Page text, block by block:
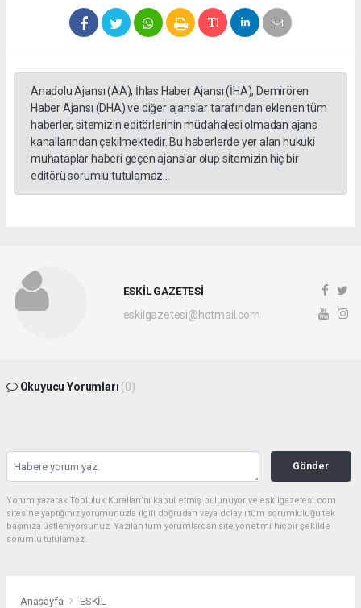
Anadolu Ajansı (AA), İhlas Haber Ajansı (İHA), Demirören
Haber Ajansı (DHA) ve diğer ajanslar tarafından eklenen tüm
haberler, sitemizin editörlerinin müdahalesi olmadan ajans
kanallarından çekilmektedir. Bu haberlerde yer alan hukuki
muhataplar haberi geçen ajanslar olup sitemizin hiç bir
editörü sorumlu tutulamaz...
ESKİL GAZETESİ
eskilgazetesi@hotmail.com
Okuyucu Yorumları (0)
Gönder
Yorum yazarak Topluluk Kuralları’nı kabul etmiş bulunuyor ve eskilgazetesi.com
sitesine yaptığınız yorumunuzla ilgili doğrudan veya dolaylı tüm sorumluluğu tek
başınıza üstleniyorsunuz. Yazılan tüm yorumlardan site yönetimi hiçbir şekilde
sorumlu tutulamaz.
Anasayfa ESKİL